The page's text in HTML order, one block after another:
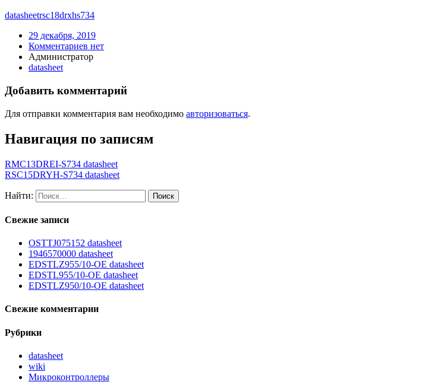
datasheetrsc18drxhs734
29 декабря, 2019
Комментариев нет
Администратор
datasheet
Добавить комментарий
Для отправки комментария вам необходимо авторизоваться.
Навигация по записям
RMC13DREI-S734 datasheet
RSC15DRYH-S734 datasheet
Найти:
Свежие записи
OSTTJ075152 datasheet
1946570000 datasheet
EDSTLZ955/10-OE datasheet
EDSTL955/10-OE datasheet
EDSTLZ950/10-OE datasheet
Свежие комментарии
Рубрики
datasheet
wiki
Микроконтроллеры